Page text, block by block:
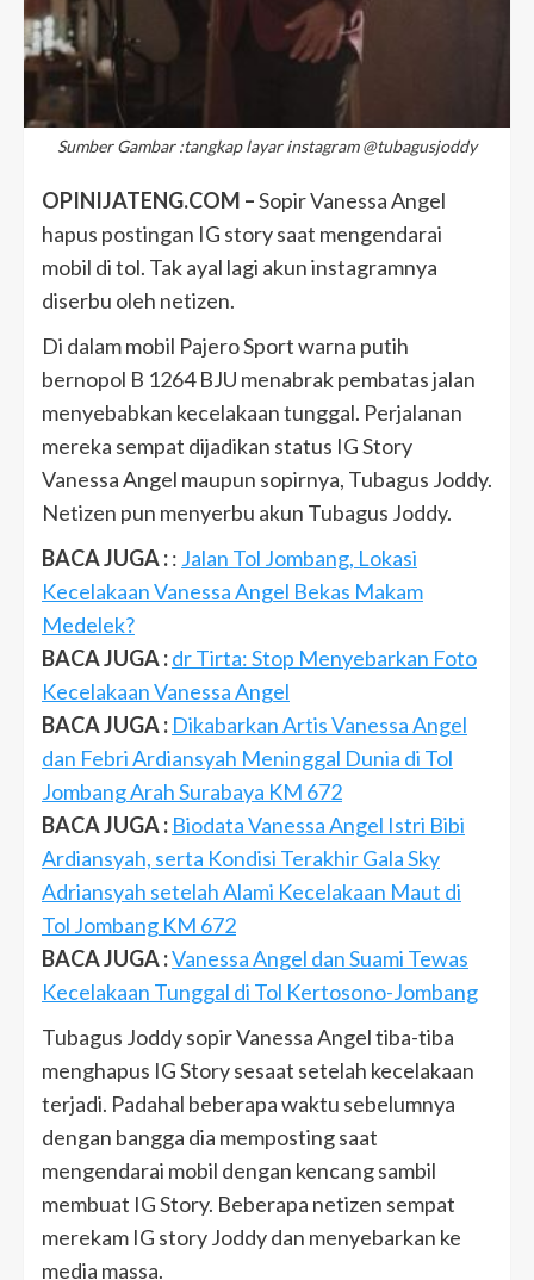
Sumber Gambar :tangkap layar instagram @tubagusjoddy
OPINIJATENG.COM –Sopir Vanessa Angel
hapus postingan IG story saat mengendarai
mobil di tol. Tak ayal lagi akun instagramnya
diserbu oleh netizen.
Di dalam mobil Pajero Sport warna putih
bernopol B 1264 BJU menabrak pembatas jalan
menyebabkan kecelakaan tunggal. Perjalanan
mereka sempat dijadikan status IG Story
Vanessa Angel maupun sopirnya, Tubagus Joddy.
Netizen pun menyerbu akun Tubagus Joddy.
BACA JUGA :: Jalan Tol Jombang, Lokasi
Kecelakaan Vanessa Angel Bekas Makam
Medelek?
BACA JUGA :dr Tirta: Stop Menyebarkan Foto
Kecelakaan Vanessa Angel
BACA JUGA : Dikabarkan Artis Vanessa Angel
dan Febri Ardiansyah Meninggal Dunia di Tol
Jombang Arah Surabaya KM 672
BACA JUGA : Biodata Vanessa Angel Istri Bibi
Ardiansyah, serta Kondisi Terakhir Gala Sky
Adriansyah setelah Alami Kecelakaan Maut di
Tol Jombang KM 672
BACA JUGA :Vanessa Angel dan Suami Tewas
Kecelakaan Tunggal di Tol Kertosono-Jombang
Tubagus Joddy sopir Vanessa Angel tiba-tiba
menghapus IG Story sesaat setelah kecelakaan
terjadi. Padahal beberapa waktu sebelumnya
dengan bangga dia memposting saat
mengendarai mobil dengan kencang sambil
membuat IG Story. Beberapa netizen sempat
merekam IG story Joddy dan menyebarkan ke
media massa.